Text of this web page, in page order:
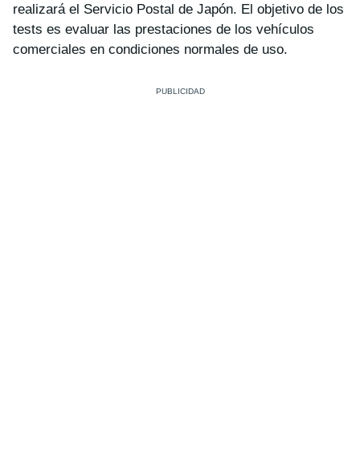
realizará el Servicio Postal de Japón. El objetivo de los
tests es evaluar las prestaciones de los vehículos
comerciales en condiciones normales de uso.